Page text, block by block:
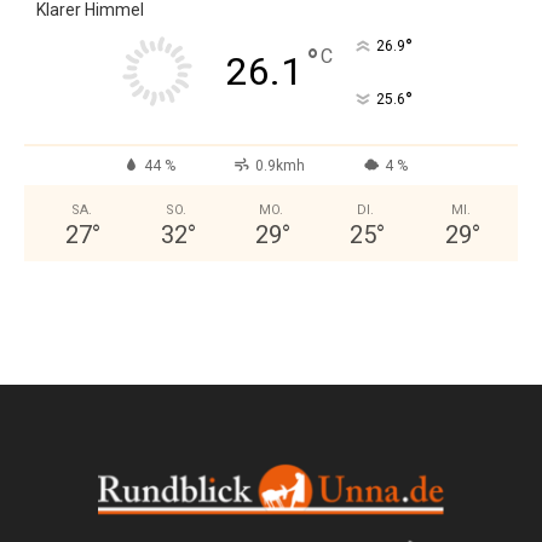
Klarer Himmel
26.1 °C 26.9°
25.6°
44 % 0.9kmh 4 %
SA.
27°
SO.
32°
MO.
29°
DI.
25°
MI.
29°